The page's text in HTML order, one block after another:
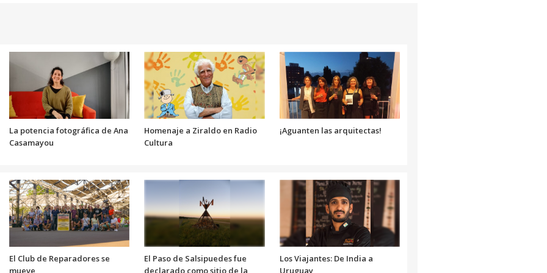
el
volumen.
La potencia fotográfica de Ana
Casamayou
Homenaje a Ziraldo en Radio
Cultura
¡Aguanten las arquitectas!
El Club de Reparadores se
mueve
El Paso de Salsipuedes fue
declarado como sitio de la
Los Viajantes: De India a
Uruguay